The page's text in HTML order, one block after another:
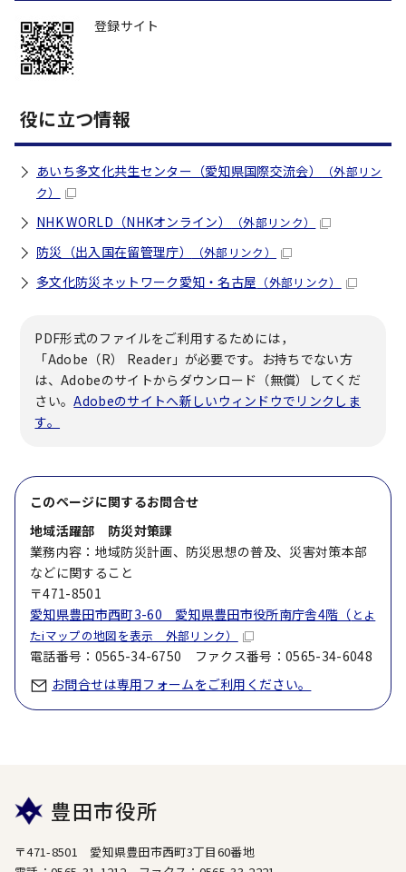
登録サイト
役に立つ情報
あいち多文化共生センター（愛知県国際交流会）
（外部リン
ク）
NHK WORLD（NHKオンライン） （外部リンク）
防災（出入国在留管理庁） （外部リンク）
多文化防災ネットワーク愛知・名古屋 （外部リンク）
PDF形式のファイルをご利用するためには，
「Adobe（R） Reader」が必要です。お持ちでない方
は、Adobeのサイトからダウンロード（無償）してくだ
さい。Adobeのサイトへ新しいウィンドウでリンクしま
す。
このページに関するお問合せ
地域活躍部 防災対策課
業務内容：地域防災計画、防災思想の普及、災害対策本部
などに関すること
〒471-8501
愛知県豊田市西町3-60 愛知県豊田市役所南庁舎4階（ とよ
たiマップの地図を表示 外部リンク）
電話番号：0565-34-6750 ファクス番号：0565-34-6048
お問合せは専用フォームをご利用ください。
豊田市役所
〒471-8501 愛知県豊田市西町3丁目60番地